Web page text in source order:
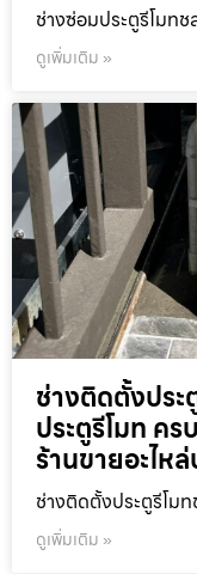
ช่างซ่อมประตูรีโมท
ดูเพิ่มเติม »
ช่างติดตั้งประ
ประตูรีโมท ค
ร้านขายอะไห
ช่างติดตั้งประตูรีโม
ดูเพิ่มเติม »